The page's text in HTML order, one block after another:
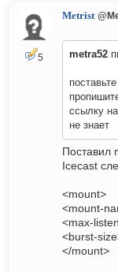
5
Metrist
metra52
ссылку
не знает
Поставил
Icecast
<mount>
<mount-
<max-
<burst-
</mount>